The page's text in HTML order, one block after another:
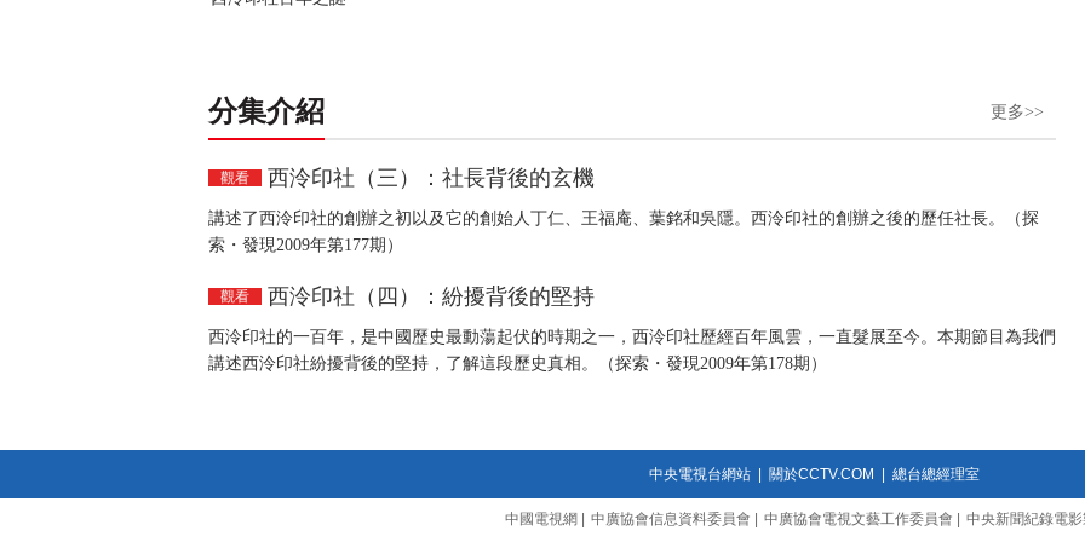
分集介紹 更多>>
觀看 西泠印社（三）：社長背後的玄機
講述了西泠印社的創辦之初以及它的創始人丁仁、王福庵、葉銘和吳隱。西泠印社的創辦之後的歷任社長。（探
索・發現2009年第177期）
觀看 西泠印社（四）：紛擾背後的堅持
西泠印社的一百年，是中國歷史最動蕩起伏的時期之一，西泠印社歷經百年風雲，一直髮展至今。本期節目為我們
講述西泠印社紛擾背後的堅持，了解這段歷史真相。（探索・發現2009年第178期）
中央電視台網站| 關於CCTV.COM 總台總經理室
中國電視網 中廣協會信息資料委員會 中廣協會電視文藝工作委員會 中央新聞紀錄電